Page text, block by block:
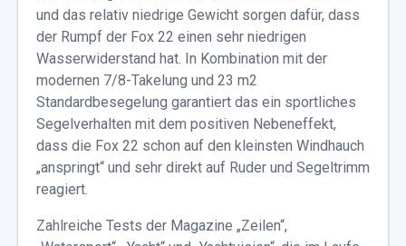
und das relativ niedrige Gewicht sorgen dafür, dass
der Rumpf der Fox 22 einen sehr niedrigen
Wasserwiderstand hat. In Kombination mit der
modernen 7/8-Takelung und 23 m2
Standardbesegelung garantiert das ein sportliches
Segelverhalten mit dem positiven Nebeneffekt,
dass die Fox 22 schon auf den kleinsten Windhauch
„anspringt“ und sehr direkt auf Ruder und Segeltrimm
reagiert.
Zahlreiche Tests der Magazine „Zeilen“,